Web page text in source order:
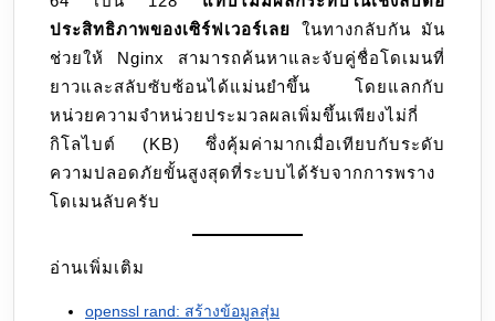
ประสิทธิภาพของเซิร์ฟเวอร์เลย ในทางกลับกัน มัน
ช่วยให้ Nginx สามารถค้นหาและจับคู่ชื่อโดเมนที่
ยาวและสลับซับซ้อนได้แม่นยำขึ้น โดยแลกกับ
หน่วยความจำหน่วยประมวลผลเพิ่มขึ้นเพียงไม่กี่
กิโลไบต์ (KB) ซึ่งคุ้มค่ามากเมื่อเทียบกับระดับ
ความปลอดภัยขั้นสูงสุดที่ระบบได้รับจากการพราง
โดเมนลับครับ
อ่านเพิ่มเติม
openssl rand: สร้างข้อมูลสุ่ม